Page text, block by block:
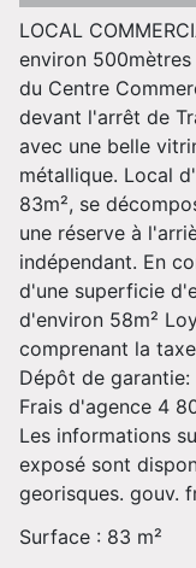
LOCAL
environ
du Centre
devant l'arrêt de
avec une belle
métallique. Local
83m², se
une réserve à
indépendant. En
d'une superficie
d'environ 58m²
comprenant la
Dépôt de
Frais d'agence 4
Les informations
exposé sont
georisques. gouv.
Surface : 83 m²